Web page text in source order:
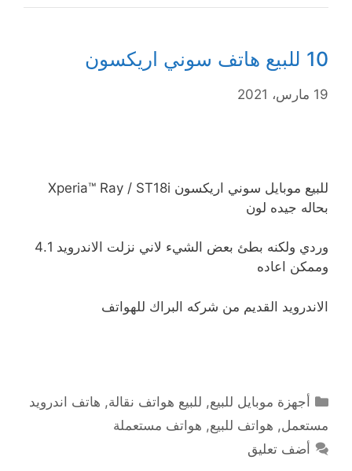
10 للبيع هاتف سوني اريكسون
19 مارس، 2021
للبيع موبايل سوني اريكسون Xperia™ Ray / ST18i
بحاله جيده لون
وممكن اعاده
الاندرويد القديم من شركه البراك للهواتف
التصنيفات
أجهزة موبايل للبيع, للبيع هواتف نقالة, هاتف اندرويد
مستعمل, هواتف للبيع, هواتف مستعملة
أضف تعليق